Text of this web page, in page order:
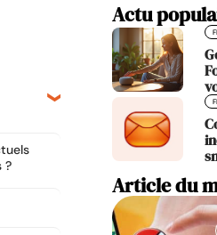
?
Actu
Article du